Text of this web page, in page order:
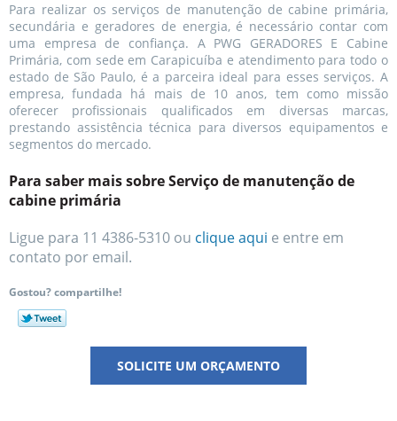
Para realizar os serviços de manutenção de cabine primária,
secundária e geradores de energia, é necessário contar com
uma empresa de confiança. A PWG GERADORES E Cabine
Primária, com sede em Carapicuíba e atendimento para todo o
estado de São Paulo, é a parceira ideal para esses serviços. A
empresa, fundada há mais de 10 anos, tem como missão
oferecer profissionais qualificados em diversas marcas,
prestando assistência técnica para diversos equipamentos e
segmentos do mercado.
Para saber mais sobre Serviço de manutenção de
cabine primária
Ligue para 11 4386-5310 ou clique aqui e entre em
contato por email.
Gostou? compartilhe!
SOLICITE UM ORÇAMENTO